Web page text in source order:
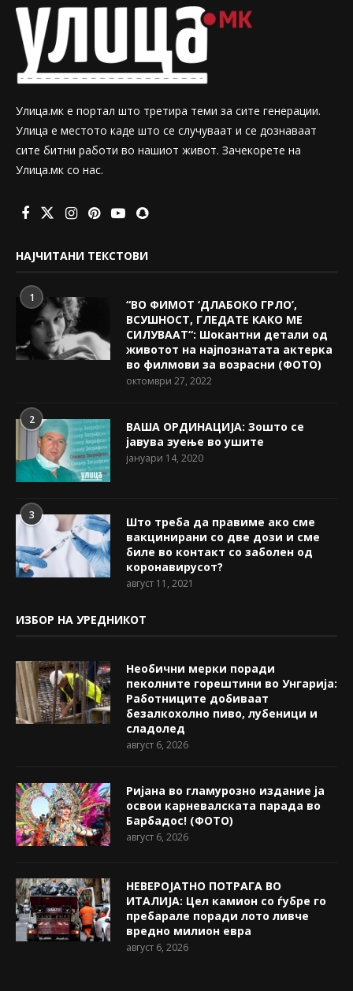
Улица.мк е портал што третира теми за сите генерации.
Улица е местото каде што се случуваат и се дознаваат
сите битни работи во нашиот живот. Зачекорете на
Улица.мк со нас.
НАЈЧИТАНИ ТЕКСТОВИ
1
“ВО ФИМОТ ‘ДЛАБОКО ГРЛО’,
ВСУШНОСТ, ГЛЕДАТЕ КАКО МЕ
СИЛУВААТ“: Шокантни детали од
животот на најпознатата актерка
во филмови за возрасни (ФОТО)
октомври 27, 2022
2
ВАША ОРДИНАЦИЈА: Зошто се
јавува зуење во ушите
јануари 14, 2020
3
Што треба да правиме ако сме
вакцинирани со две дози и сме
биле во контакт со заболен од
коронавирусот?
август 11, 2021
ИЗБОР НА УРЕДНИКОТ
Необични мерки поради
пеколните горештини во Унгарија:
Работниците добиваат
безалкохолно пиво, лубеници и
сладолед
август 6, 2026
Ријана во гламурозно издание ја
освои карневалската парада во
Барбадос! (ФОТО)
август 6, 2026
НЕВЕРОЈАТНО ПОТРАГА ВО
ИТАЛИЈА: Цел камион со ѓубре го
пребарале поради лото ливче
вредно милион евра
август 6, 2026